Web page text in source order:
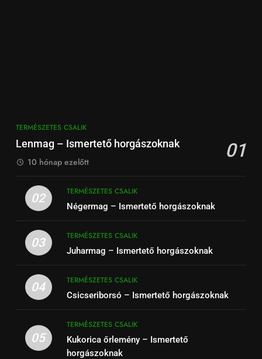
TERMÉSZETES CSALIK
Lenmag – Ismertető horgászoknak 01
10 hónap ezelőtt
02
TERMÉSZETES CSALIK
Négermag – Ismertető horgászoknak
03
TERMÉSZETES CSALIK
Juharmag – Ismertető horgászoknak
04
TERMÉSZETES CSALIK
Csicseriborsó – Ismertető horgászoknak
05
TERMÉSZETES CSALIK
Kukorica őrlemény – Ismertető
horgászoknak